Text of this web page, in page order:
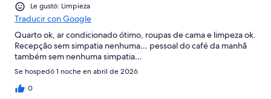
Le gustó: Limpieza
Traducir con Google
Quarto ok, ar condicionado ótimo, roupas de cama e limpeza ok.
Recepção sem simpatia nenhuma… pessoal do café da manhã
também sem nenhuma simpatia…
Se hospedó 1 noche en abril de 2026
0